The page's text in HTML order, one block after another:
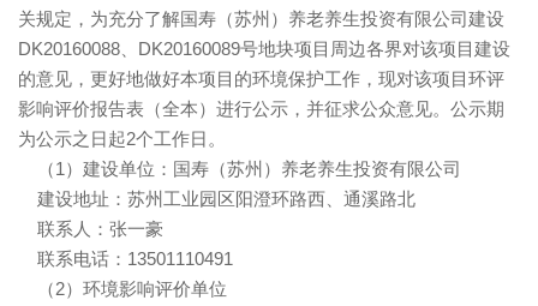
关规定，为充分了解国寿（苏州）养老养生投资有限公司建设
DK20160088、DK20160089号地块项目周边各界对该项目建设
的意见，更好地做好本项目的环境保护工作，现对该项目环评
影响评价报告表（全本）进行公示，并征求公众意见。公示期
为公示之日起2个工作日。
（1）建设单位：国寿（苏州）养老养生投资有限公司
建设地址：苏州工业园区阳澄环路西、通溪路北
联系人：张一豪
联系电话：13501110491
（2）环境影响评价单位